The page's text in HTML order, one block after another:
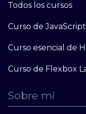
Todos los cursos
Curso de
Curso esencial de
Curso de Flexbox
Sobre mí